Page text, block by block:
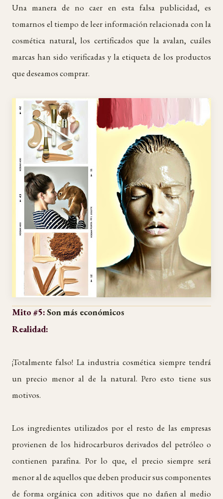
Una manera de no caer en esta falsa publicidad, es
tomarnos el tiempo de leer información relacionada con la
cosmética natural, los certificados que la avalan, cuáles
marcas han sido verificadas y la etiqueta de los productos
que deseamos comprar.
Mito #5:Son más económicos
Realidad:
¡Totalmente falso! La industria cosmética siempre tendrá
un precio menor al de la natural. Pero esto tiene sus
motivos.
Los ingredientes utilizados por el resto de las empresas
provienen de los hidrocarburos derivados del petróleo o
contienen parafina. Por lo que, el precio siempre será
menor al de aquellos que deben producir sus componentes
de forma orgánica con aditivos que no dañen al medio